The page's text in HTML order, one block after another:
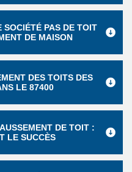
SOCIÉTÉ PAS DE TOIT
DE MAISON
DES TOITS DES
LE 87400
DE TOIT :
LE SUCCÈS